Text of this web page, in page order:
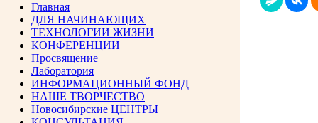
Главная
ДЛЯ НАЧИНАЮЩИХ
ТЕХНОЛОГИИ ЖИЗНИ
КОНФЕРЕНЦИИ
Просвящение
Лаборатория
ИНФОРМАЦИОННЫЙ ФОНД
НАШЕ ТВОРЧЕСТВО
Новосибирские ЦЕНТРЫ